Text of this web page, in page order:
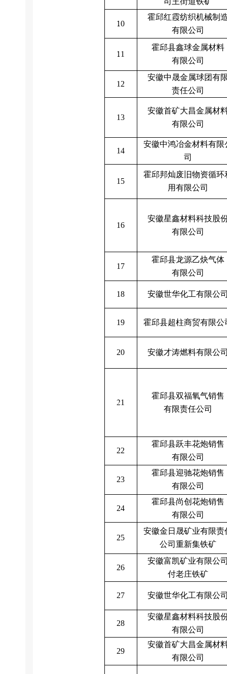
10
霍邱红霞纺织机械制
有限公司
11
霍邱县鑫球金属材料
有限公司
12
安徽中晟金属球团有
责任公司
13
安徽首矿大昌金属材
有限公司
14
安徽中鸿冶金材料有限
司
15
霍邱邦灿废旧物资循环
用有限公司
16
安徽星鑫材料科技股
有限公司
17
霍邱县龙源乙炔气体
有限公司
18 安徽世华化工有限公
19 霍邱县超柱商贸有限公
20 安徽才涛燃料有限公
21
霍邱县双福氧气销售
有限责任公司
22
霍邱县跃丰花炮销售
有限公司
23
霍邱县迎驰花炮销售
有限公司
24
霍邱县尚创花炮销售
有限公司
25
安徽金日晟矿业有限责
公司重新集铁矿
26
安徽富凯矿业有限公
付老庄铁矿
27 安徽世华化工有限公
28
安徽星鑫材料科技股
有限公司
29
安徽首矿大昌金属材
有限公司